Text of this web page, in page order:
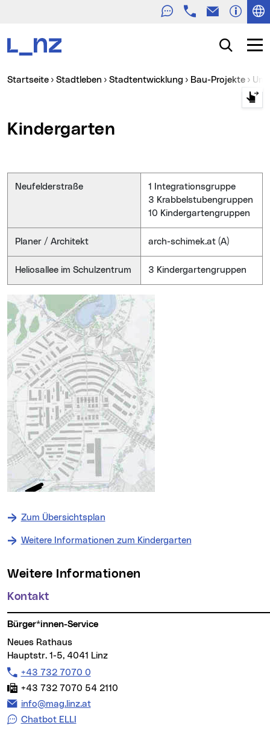
TelefonE-Mail
Suche
Sie sind hier:
Startseite Stadtleben Stadtentwicklung Bau-Projekte
Kindergarten
Neufelderstraße
1 Integrationsgruppe
3 Krabbelstubengruppen
10 Kindergartengruppen
Planer / Architekt arch-schimek.at (A)
Heliosallee im Schulzentrum 3 Kindergartengruppen
Zum Übersichtsplan
Weitere Informationen zum Kindergarten
Weitere Informationen
Kontakt
Bürger*innen-Service
Neues Rathaus
Hauptstr. 1-5, 4041 Linz
Telefon:
+43 732 7070 0
Fax:
+43 732 7070 54 2110
E-Mail Adresse:
info@mag.linz.at
Chatbot ELLI